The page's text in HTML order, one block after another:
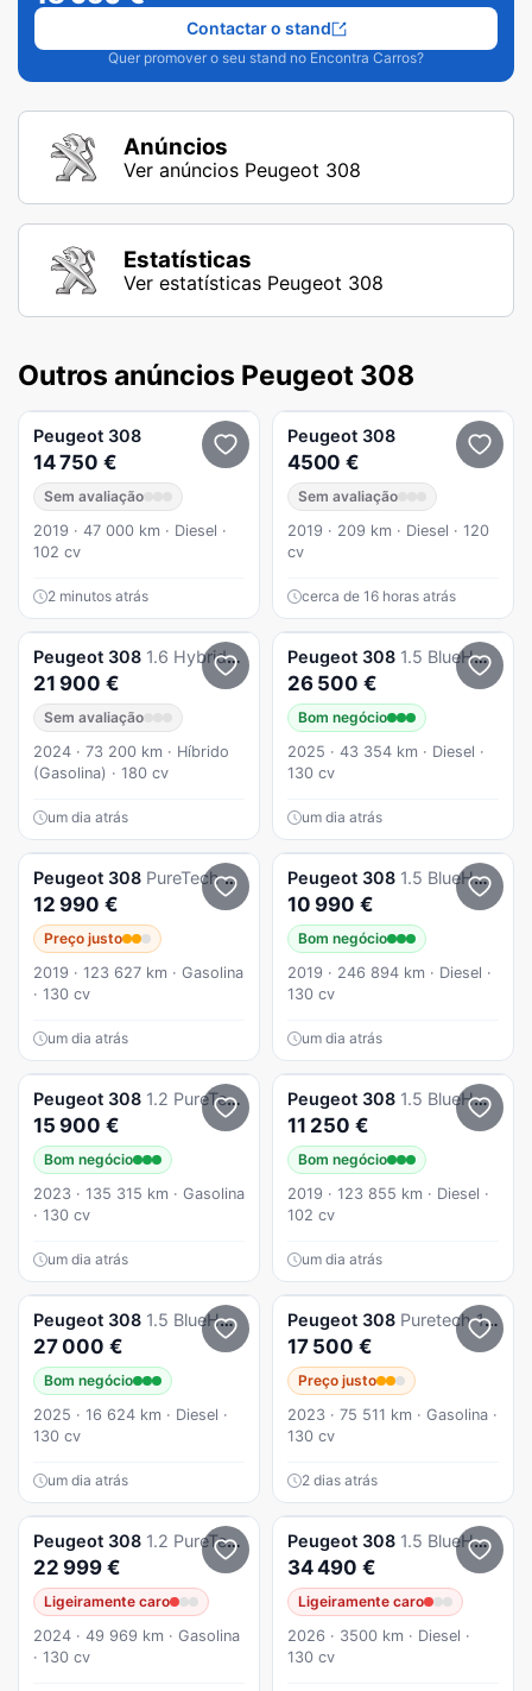
Quer promover o seu stand no Encontra Carros?
Contactar o stand
Anúncios
Ver anúncios Peugeot 308
Estatísticas
Ver estatísticas Peugeot 308
Outros anúncios Peugeot 308
Peugeot 308
14 750 €
Sem avaliação
2019 · 47 000 km · Diesel ·
102 cv
2 minutos atrás
Peugeot 308
4500 €
Sem avaliação
2019 · 209 km · Diesel · 120
cv
cerca de 16 horas atrás
Peugeot 308 1.6 Hybrid Allure Pack e-EAT8
21 900 €
Sem avaliação
2024 · 73 200 km · Híbrido
(Gasolina) · 180 cv
um dia atrás
Peugeot 308 1.5 BlueHDi Style EAT8
26 500 €
Bom negócio
2025 · 43 354 km · Diesel ·
130 cv
um dia atrás
Peugeot 308 PureTech 130 GPF EAT8 Stop & Start Tech Edition
12 990 €
Preço justo
2019 · 123 627 km · Gasolina
· 130 cv
um dia atrás
Peugeot 308 1.5 BlueHDi Business Line
10 990 €
Bom negócio
2019 · 246 894 km · Diesel ·
130 cv
um dia atrás
Peugeot 308 1.2 PureTech Allure Pack EAT8
15 900 €
Bom negócio
2023 · 135 315 km · Gasolina
· 130 cv
um dia atrás
Peugeot 308 1.5 BlueHDi Style
11 250 €
Bom negócio
2019 · 123 855 km · Diesel ·
102 cv
um dia atrás
Peugeot 308 1.5 BlueHDi Style EAT8
27 000 €
Bom negócio
2025 · 16 624 km · Diesel ·
130 cv
um dia atrás
Peugeot 308 Puretech 130 Allure Pack
17 500 €
Preço justo
2023 · 75 511 km · Gasolina ·
130 cv
2 dias atrás
Peugeot 308 1.2 PureTech GT EAT8
22 999 €
Ligeiramente caro
2024 · 49 969 km · Gasolina
· 130 cv
Peugeot 308 1.5 BlueHDi Allure EAT8
34 490 €
Ligeiramente caro
2026 · 3500 km · Diesel ·
130 cv